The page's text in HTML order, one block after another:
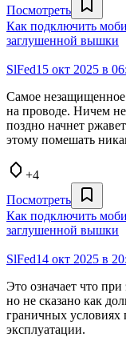
Посмотреть
Как подключить
заглушенной вышки
SlFed15 окт 2025 в
Самое незащищенное
на проводе. Ничем
поздно начнет
этому помешать
+4
Посмотреть
Как подключить
заглушенной вышки
SlFed14 окт 2025 в
Это означает что при
но не сказано как
граничных условиях
эксплуатации.